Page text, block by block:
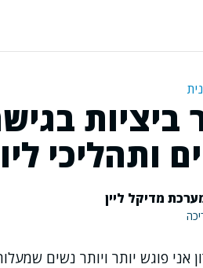
ביציות
ותהליכי
מדיקל ליין
אני פוגש יותר ויותר נשים